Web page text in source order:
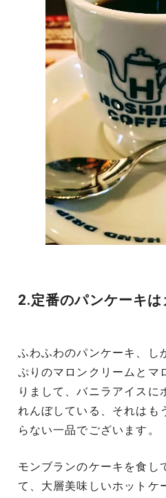
2.定番のパンケーキは
ふわふわのパンケーキ、し
ぷりのマロンクリームとマ
りまして、バニラアイスに
れんぼしている、それはも
らない一品でございます。
モンブランのケーキを食し
て、大層美味しいホットケ